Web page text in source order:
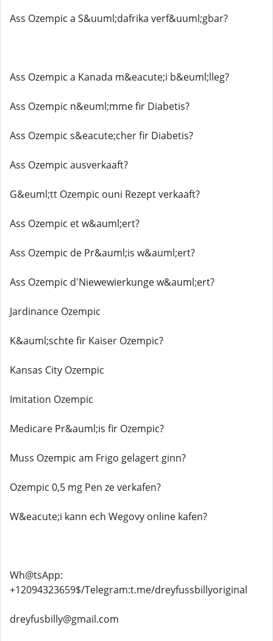
Ass Ozempic a S&uuml;dafrika verf&uuml;gbar?
Ass Ozempic a Kanada m&eacute;i b&euml;lleg?
Ass Ozempic n&euml;mme fir Diabetis?
Ass Ozempic s&eacute;cher fir Diabetis?
Ass Ozempic ausverkaaft?
G&euml;tt Ozempic ouni Rezept verkaaft?
Ass Ozempic et w&auml;ert?
Ass Ozempic de Pr&auml;is w&auml;ert?
Ass Ozempic d'Niewewierkunge w&auml;ert?
Jardinance Ozempic
K&auml;schte fir Kaiser Ozempic?
Kansas City Ozempic
Imitation Ozempic
Medicare Pr&auml;is fir Ozempic?
Muss Ozempic am Frigo gelagert ginn?
Ozempic 0,5 mg Pen ze verkafen?
W&eacute;i kann ech Wegovy online kafen?
Wh@tsApp:
+12094323659$/Telegram:t.me/dreyfussbillyoriginal
dreyfusbilly@gmail.com